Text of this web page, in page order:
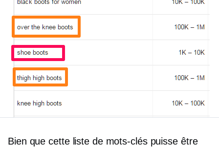
Bien que cette liste de mots-clés puisse être